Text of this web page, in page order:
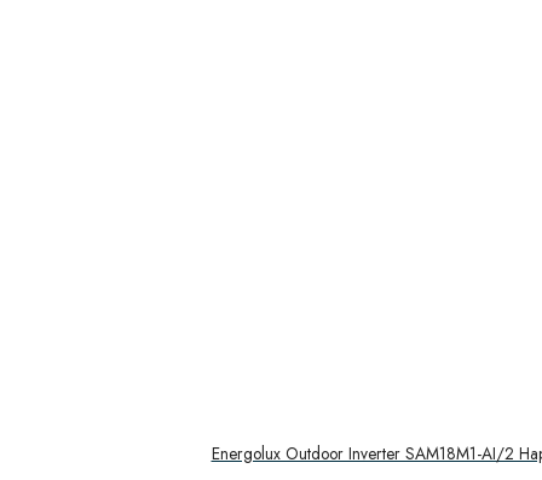
Energolux Outdoor Inverter SAM18M1-AI/2